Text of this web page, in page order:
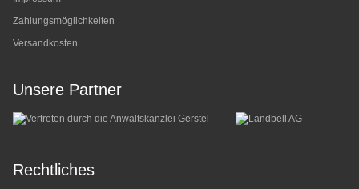
Zahlungsmöglichkeiten
Versandkosten
Unsere Partner
Rechtliches